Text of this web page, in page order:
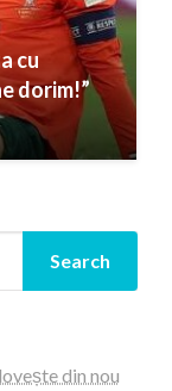
cu
dorim!”
Search
din nou